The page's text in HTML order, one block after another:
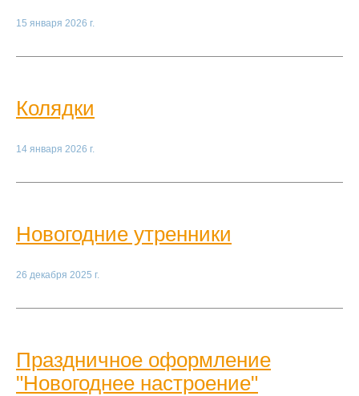
15 января 2026 г.
Колядки
14 января 2026 г.
Новогодние утренники
26 декабря 2025 г.
Праздничное оформление
"Новогоднее настроение"